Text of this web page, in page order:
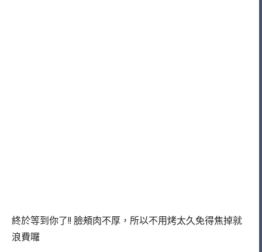
終於等到你了!! 臉頰肉不厚，所以不用烤太久免得焦掉就
浪費囉